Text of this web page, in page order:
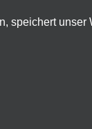
speichert